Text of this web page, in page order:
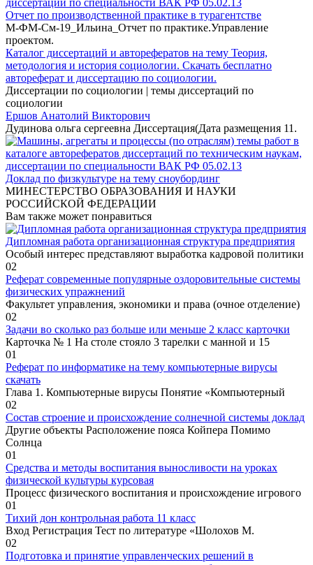
Отчет по производственной практике в турагентстве
М-ФМ-См-19_Ильина_Отчет по практике.Управление
проектом.
Каталог диссертаций и авторефератов на тему Теория,
методология и история социологии. Скачать бесплатно
автореферат и диссертацию по социологии.
Диссертации по социологии | темы диссертаций по
социологии
Ершов Анатолий Викторович
Дудинова ольга сергеевна Диссертация(Дата размещения 11.
Доклад по физкультуре на тему сноубординг
МИНЕСТЕРСТВО ОБРАЗОВАНИЯ И НАУКИ
РОССИЙСКОЙ ФЕДЕРАЦИИ
Вам также может понравиться
Дипломная работа организационная структура предприятия
Особый интерес представляют выработка кадровой политики
02
Реферат современные популярные оздоровительные системы
физических упражнений
Факультет управления, экономики и права (очное отделение)
02
Задачи во сколько раз больше или меньше 2 класс карточки
Карточка № 1 На столе стояло 3 тарелки с манной и 15
01
Реферат по информатике на тему компьютерные вирусы
скачать
Глава 1. Компьютерные вирусы Понятие «Компьютерный
02
Состав строение и происхождение солнечной системы доклад
Другие объекты Расположение пояса Койпера Помимо
Солнца
01
Средства и методы воспитания выносливости на уроках
физической культуры курсовая
Процесс физического воспитания и происхождение игрового
01
Тихий дон контрольная работа 11 класс
Вход Регистрация Тест по литературе «Шолохов М.
02
Подготовка и принятие управленческих решений в